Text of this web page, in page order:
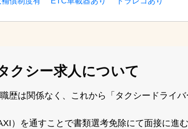
証制度有 夜日勤のみOK 勤務時間選択可 賞